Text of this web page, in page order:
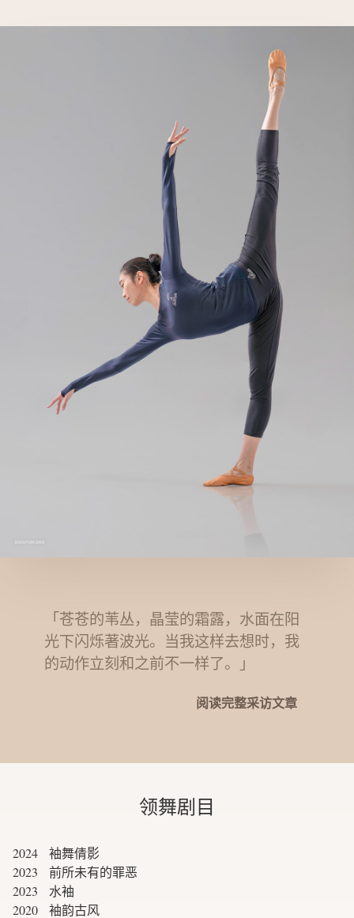
「苍苍的苇丛，晶莹的霜露，水面在阳
光下闪烁著波光。当我这样去想时，我
的动作立刻和之前不一样了。」
阅读完整采访文章
领舞剧目
2024 袖舞倩影
2023 前所未有的罪恶
2023 水袖
2020 袖韵古风